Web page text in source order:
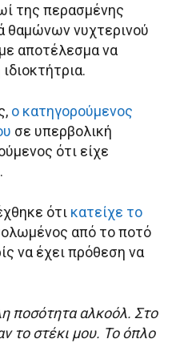
της περασμένης
θαμώνων νυχτερινού
αποτέλεσμα να
ο κατηγορούμενος
σε υπερβολική
ότι είχε
ότι κατείχε το
από το ποτό
να έχει πρόθεση να
ποσότητα αλκοόλ. Στο
το στέκι μου. Το όπλο